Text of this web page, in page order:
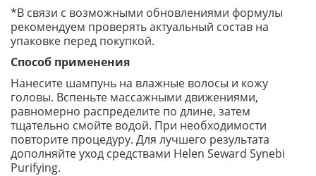
*В связи с возможными обновлениями формулы
рекомендуем проверять актуальный состав на
упаковке перед покупкой.
Способ применения
Нанесите шампунь на влажные волосы и кожу
головы. Вспеньте массажными движениями,
равномерно распределите по длине, затем
тщательно смойте водой. При необходимости
повторите процедуру. Для лучшего результата
дополняйте уход средствами Helen Seward Synebi
Purifying.